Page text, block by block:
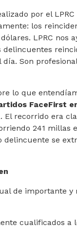
por el
los
LPRC nos
Son
lo que
FaceFirst
El recorrido era
241 millas
delincuente se
de importante y
cualificados a